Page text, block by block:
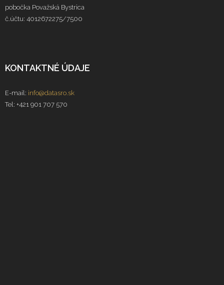
pobočka Považská Bystrica
č.účtu: 4012672275/7500
KONTAKTNÉ ÚDAJE
E-mail: info@datasro.sk
Tel: +421 901 707 570